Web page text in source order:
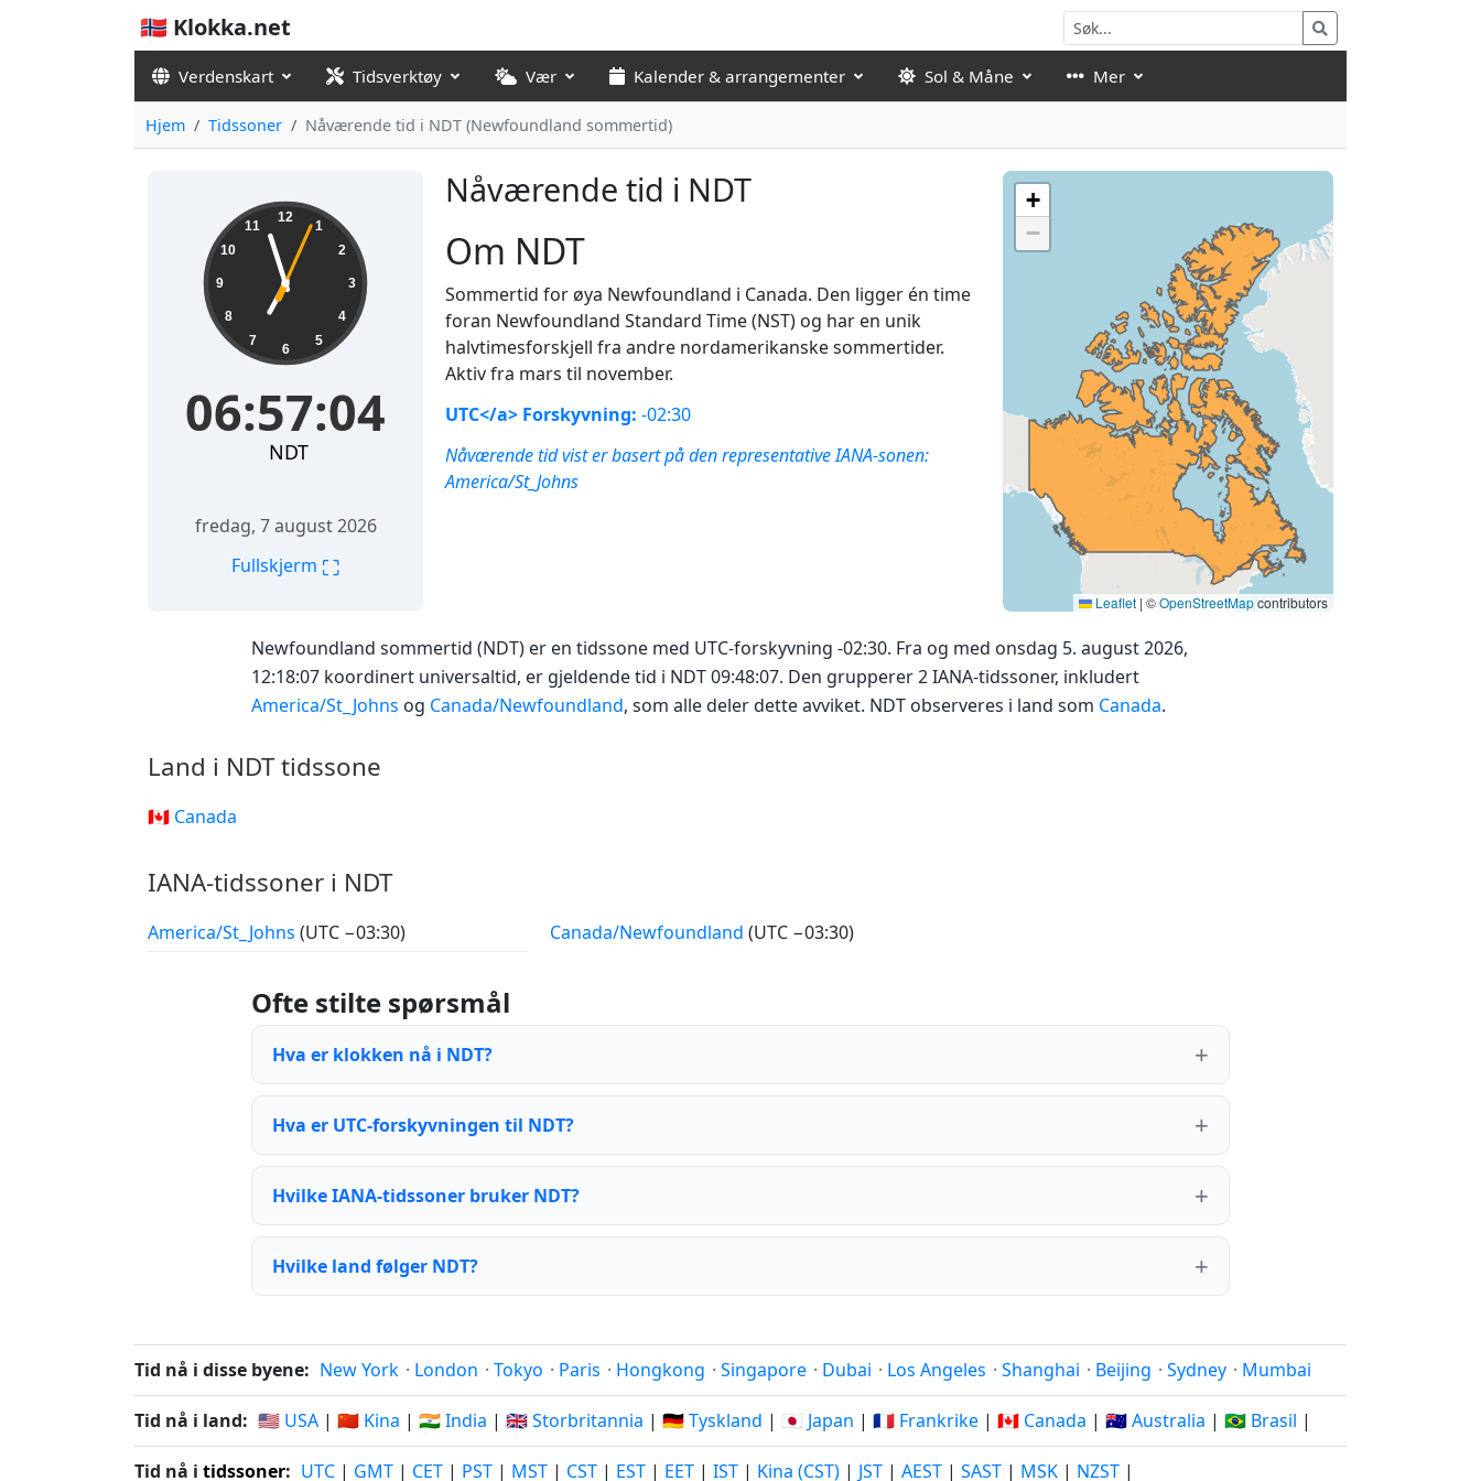
🇳🇴 Klokka.net
Verdenskart Tidsverktøy Vær Kalender & arrangementer Sol & Måne Mer
Hjem Tidssoner Nåværende tid i NDT (Newfoundland sommertid)
Nåværende tid i NDT
06:57:04 12
1
2
3
4
5
6
7
8
9
10
11
06:57:04
NDT
fredag, 7 august 2026
Fullskjerm ⛶
Om NDT
Sommertid for øya Newfoundland i Canada. Den ligger én time
foran Newfoundland Standard Time (NST) og har en unik
halvtimesforskjell fra andre nordamerikanske sommertider.
Aktiv fra mars til november.
UTC</a> Forskyvning: -02:30
Nåværende tid vist er basert på den representative IANA-sonen:
America/St_Johns
+
−
Leaflet | ©OpenStreetMapcontributors
Newfoundland sommertid (NDT) er en tidssone med UTC-forskyvning -02:30. Fra og med onsdag 5. august 2026,
12:18:07 koordinert universaltid, er gjeldende tid i NDT 09:48:07. Den grupperer 2 IANA-tidssoner, inkludert
America/St_Johns og Canada/Newfoundland, som alle deler dette avviket. NDT observeres i land som Canada.
Land i NDT tidssone
🇨🇦 Canada
IANA-tidssoner i NDT
America/St_Johns (UTC −03:30) Canada/Newfoundland(UTC −03:30)
Ofte stilte spørsmål
Hva er klokken nå i NDT?
Hva er UTC-forskyvningen til NDT?
Hvilke IANA-tidssoner bruker NDT?
Hvilke land følger NDT?
Tid nå i disse byene: New York · London · Tokyo · Paris · Hongkong · Singapore · Dubai · Los Angeles · Shanghai · Beijing · Sydney · Mumbai
Tid nå i land: 🇺🇸 USA | 🇨🇳 Kina | 🇮🇳 India | 🇬🇧 Storbritannia | 🇩🇪 Tyskland | 🇯🇵 Japan | 🇫🇷 Frankrike | 🇨🇦 Canada | 🇦🇺 Australia | 🇧🇷 Brasil |
Tid nå i tidssoner: UTC | GMT | CET | PST | MST | CST | EST | EET | IST | Kina (CST) | JST | AEST | SAST | MSK | NZST |